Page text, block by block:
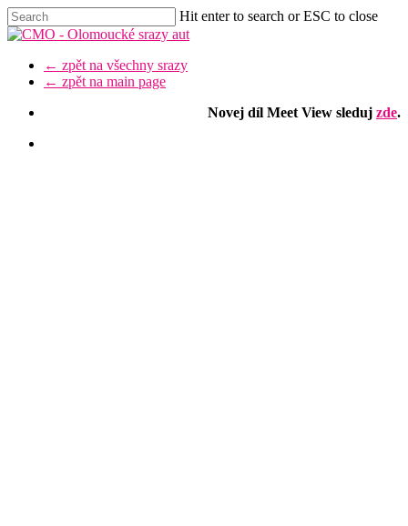
Skip
to
content
Hit enter to search or ESC to close
Close
Menu
← zpět na všechny srazy
← zpět na main page
Novej díl Meet View sleduj zde.